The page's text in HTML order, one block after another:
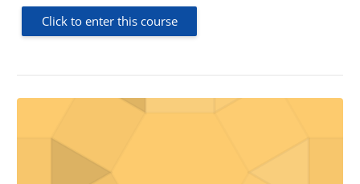
Click to enter this course